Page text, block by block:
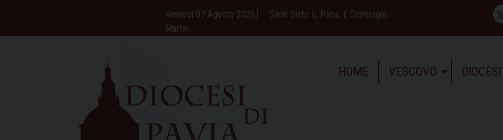
content
Venerdì 07 Agosto 2026
Santi Sisto II, Papa, E Compagni,
Martiri
HOME VESCOVO DIOCESI